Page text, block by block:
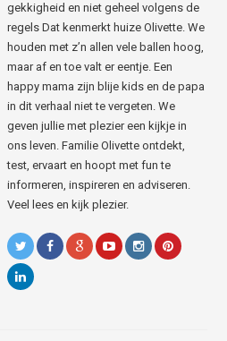
gekkigheid en niet geheel volgens de
regels Dat kenmerkt huize Olivette. We
houden met z’n allen vele ballen hoog,
maar af en toe valt er eentje. Een
happy mama zijn blije kids en de papa
in dit verhaal niet te vergeten. We
geven jullie met plezier een kijkje in
ons leven. Familie Olivette ontdekt,
test, ervaart en hoopt met fun te
informeren, inspireren en adviseren.
Veel lees en kijk plezier.